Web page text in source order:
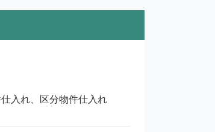
入れ、区分物件仕入れ